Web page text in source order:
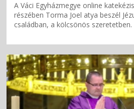
A Váci Egyházmegye online
részében Torma Joel atya beszél
családban, a kölcsönös szeretetben.